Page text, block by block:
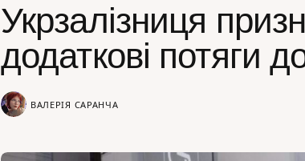
Укрзалізниця
додаткові потяги
ВАЛЕРІЯ САРАНЧА